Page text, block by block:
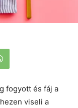
fogyott és fáj a
viseli a